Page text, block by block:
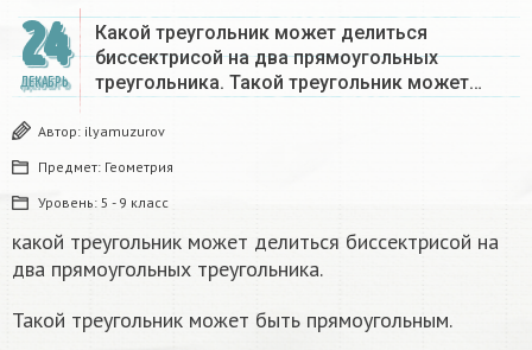
24
ДЕКАБРЬ
Какой треугольник может делиться
биссектрисой на два прямоугольных
треугольника. Такой треугольник может…
Автор: ilyamuzurov
Предмет: Геометрия
Уровень: 5 - 9 класс
какой треугольник может делиться биссектрисой на
два прямоугольных треугольника.
Такой треугольник может быть прямоугольным.